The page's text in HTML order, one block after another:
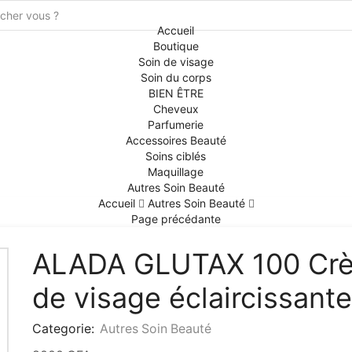
Accueil
Boutique
Soin de visage
Soin du corps
BIEN ÊTRE
Cheveux
Parfumerie
Accessoires Beauté
Soins ciblés
Maquillage
Autres Soin Beauté
Accueil
Autres Soin Beauté
Page précédante
ALADA GLUTAX 100
de visage éclaircissante
Categorie: Autres Soin Beauté